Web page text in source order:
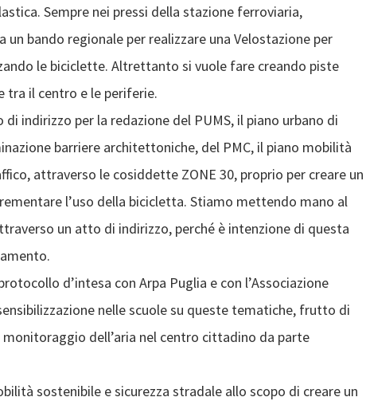
Sempre nei pressi della stazione ferroviaria,
bando regionale per realizzare una Velostazione per
le biciclette. Altrettanto si vuole fare creando piste
tra il centro e le periferie.
indirizzo per la redazione del PUMS, il piano urbano di
barriere architettoniche, del PMC, il piano mobilità
attraverso le cosiddette ZONE 30, proprio per creare un
l’uso della bicicletta. Stiamo mettendo mano al
un atto di indirizzo, perché è intenzione di questa
d’intesa con Arpa Puglia e con l’Associazione
nelle scuole su queste tematiche, frutto di
dell’aria nel centro cittadino da parte
sostenibile e sicurezza stradale allo scopo di creare un